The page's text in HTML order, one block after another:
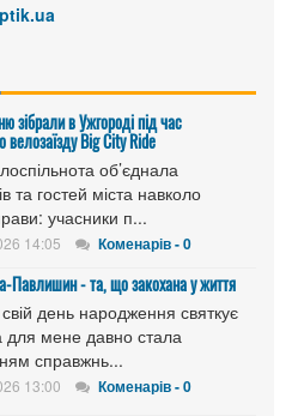
зібрали в Ужгороді під час
велозаїзду Big Сity Ride
об’єднала
та гостей міста навколо
учасники п...
14:05 Коменарів - 0
Павлишин - та, що закохана у життя
день народження святкує
для мене давно стала
справжнь...
13:00 Коменарів - 0